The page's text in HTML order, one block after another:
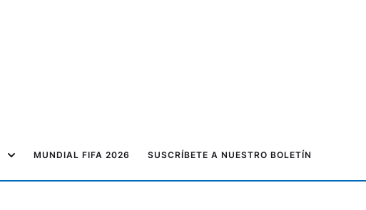
MUNDIAL FIFA 2026 SUSCRÍBETE A NUESTRO BOLETÍN